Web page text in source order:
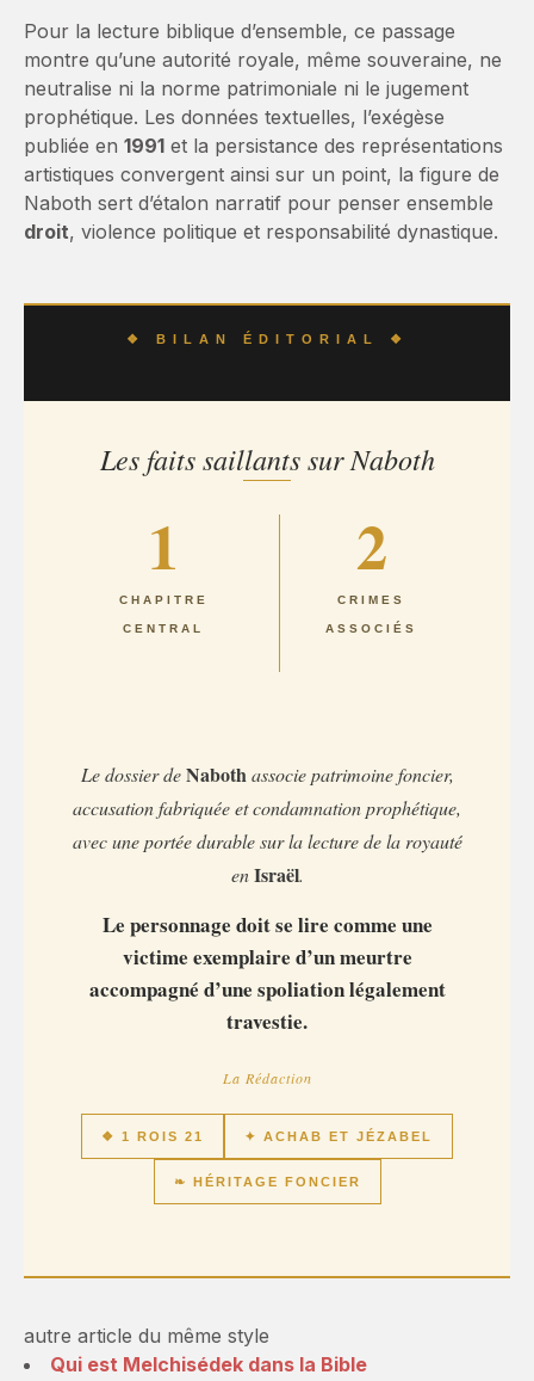
Pour la lecture biblique d’ensemble, ce passage
montre qu’une autorité royale, même souveraine, ne
neutralise ni la norme patrimoniale ni le jugement
prophétique. Les données textuelles, l’exégèse
publiée en 1991 et la persistance des représentations
artistiques convergent ainsi sur un point, la figure de
Naboth sert d’étalon narratif pour penser ensemble
droit, violence politique et responsabilité dynastique.
❖ BILAN ÉDITORIAL ❖
Les faits saillants sur Naboth
1
CHAPITRE
CENTRAL
2
CRIMES
ASSOCIÉS
Le dossier deNaboth associe patrimoine foncier,
accusation fabriquée et condamnation prophétique,
avec une portée durable sur la lecture de la royauté
enIsraël.
Le personnage doit se lire comme une
victime exemplaire d’un meurtre
accompagné d’une spoliation légalement
travestie.
La Rédaction
❖ 1 ROIS 21 ✦ ACHAB ET JÉZABEL
❧ HÉRITAGE FONCIER
autre article du même style
Qui est Melchisédek dans la Bible